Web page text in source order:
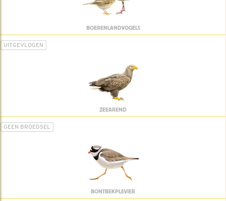
BOERENLANDVOGELS
UITGEVLOGEN
ZEEAREND
GEEN BROEDSEL
BONTBEKPLEVIER